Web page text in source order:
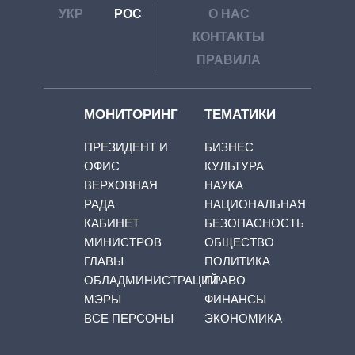
УКР РОС
О НАС
КОНТАКТЫ
ПРАВИЛА
МОНИТОРИНГ
ПРЕЗИДЕНТ И
ОФИС
ВЕРХОВНАЯ
РАДА
КАБИНЕТ
МИНИСТРОВ
ГЛАВЫ
ОБЛАДМИНИСТРАЦИЙ
МЭРЫ
ВСЕ ПЕРСОНЫ
ТЕМАТИКИ
БИЗНЕС
КУЛЬТУРА
НАУКА
НАЦИОНАЛЬНАЯ
БЕЗОПАСНОСТЬ
ОБЩЕСТВО
ПОЛИТИКА
ПРАВО
ФИНАНСЫ
ЭКОНОМИКА